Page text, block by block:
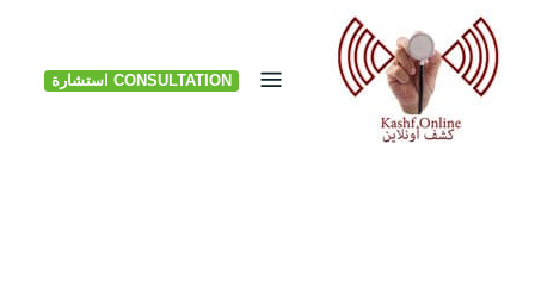
Skip
content
CONSULTATION استشارة